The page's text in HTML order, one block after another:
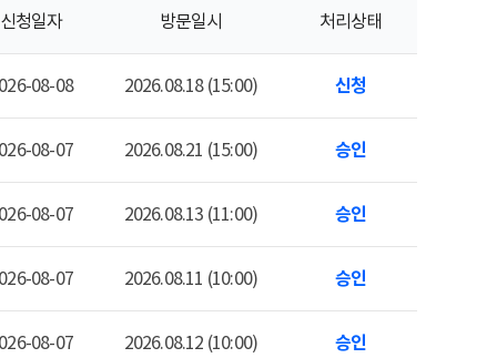
신청일자 방문일시 처리상태
08-08 2026.08.18 (15:00) 신청
08-07 2026.08.21 (15:00) 승인
08-07 2026.08.13 (11:00) 승인
08-07 2026.08.11 (10:00) 승인
08-07 2026.08.12 (10:00) 승인